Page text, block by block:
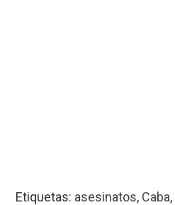
Etiquetas: asesinatos, Caba,